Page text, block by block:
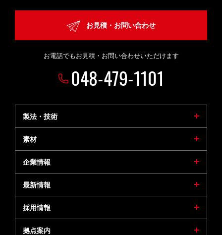
お見積・お問い合わせ
お電話でもお見積・お問い合わせいただけます
048-479-1101
製法・技術
素材
企業情報
最新情報
採用情報
拠点案内